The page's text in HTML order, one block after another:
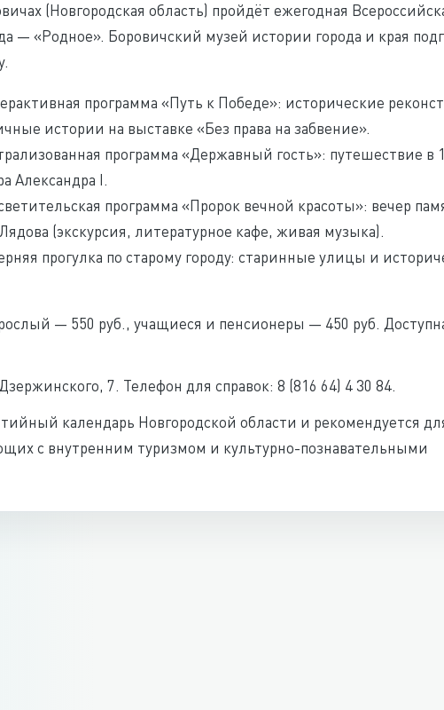
(Новгородская область) пройдёт ежегодная
— «Родное». Боровичский музей истории города и края
программа «Путь к Победе»: исторические
истории на выставке «Без права на забвение».
программа «Державный гость»: путешествие в
Александра I.
программа «Пророк вечной красоты»: вечер
(экскурсия, литературное кафе, живая музыка).
прогулка по старому городу: старинные улицы и
— 550 руб., учащиеся и пенсионеры — 450 руб.
7. Телефон для справок: 8 (816 64) 4 30 84.
календарь Новгородской области и рекомендуется
с внутренним туризмом и культурно-познавательными